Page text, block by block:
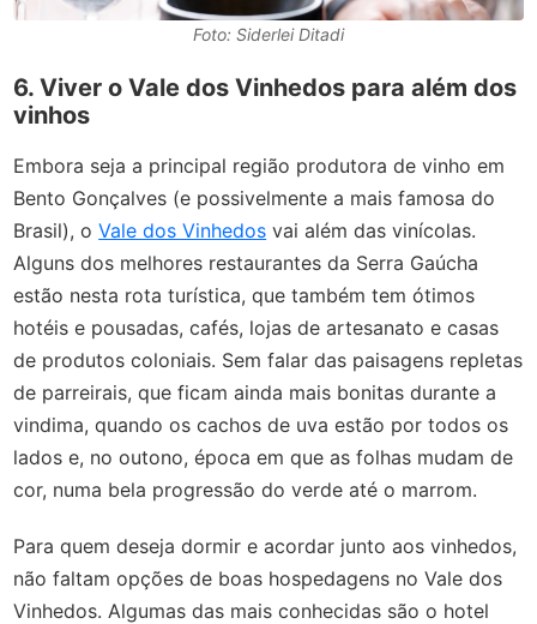
Foto: Siderlei Ditadi
6. Viver o Vale dos Vinhedos para além dos
vinhos
Embora seja a principal região produtora de vinho em
Bento Gonçalves (e possivelmente a mais famosa do
Brasil), oVale dos Vinhedos vai além das vinícolas.
Alguns dos melhores restaurantes da Serra Gaúcha
estão nesta rota turística, que também tem ótimos
hotéis e pousadas, cafés, lojas de artesanato e casas
de produtos coloniais. Sem falar das paisagens repletas
de parreirais, que ficam ainda mais bonitas durante a
vindima, quando os cachos de uva estão por todos os
lados e, no outono, época em que as folhas mudam de
cor, numa bela progressão do verde até o marrom.
Para quem deseja dormir e acordar junto aos vinhedos,
não faltam opções de boas hospedagens no Vale dos
Vinhedos. Algumas das mais conhecidas são o hotel